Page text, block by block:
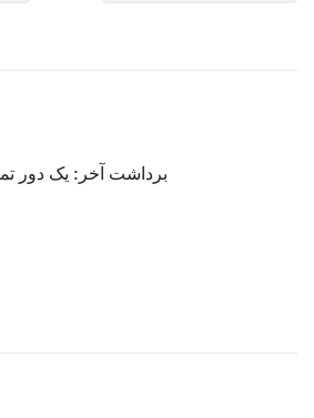
برداشت آخر: یک دور